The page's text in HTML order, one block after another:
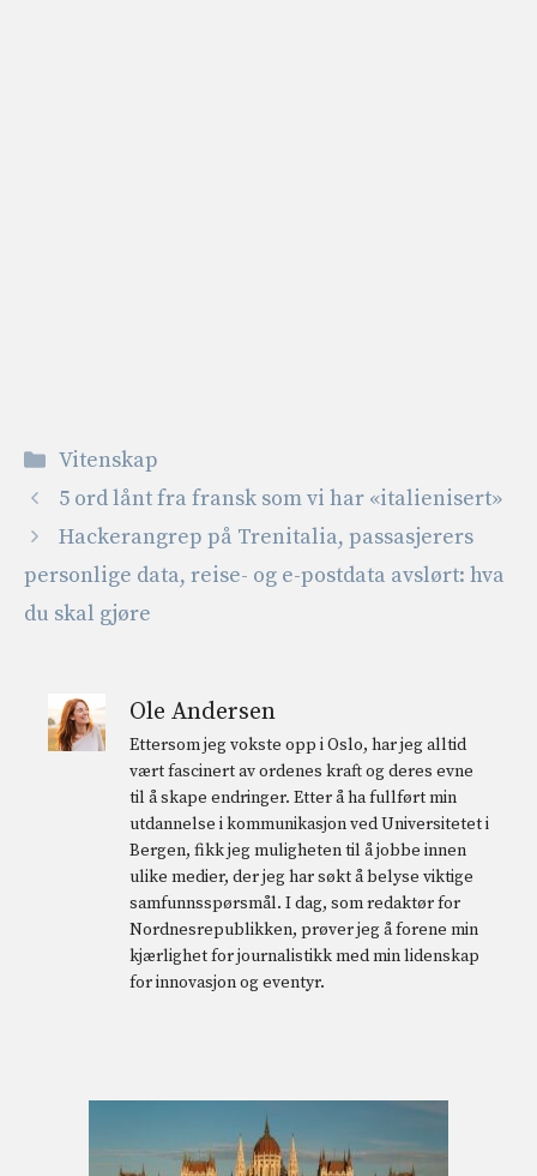
Kategorier
Vitenskap
5 ord lånt fra fransk som vi har «italienisert»
Hackerangrep på Trenitalia, passasjerers
personlige data, reise- og e-postdata avslørt: hva
du skal gjøre
Ole Andersen
Ettersom jeg vokste opp i Oslo, har jeg alltid
vært fascinert av ordenes kraft og deres evne
til å skape endringer. Etter å ha fullført min
utdannelse i kommunikasjon ved Universitetet i
Bergen, fikk jeg muligheten til å jobbe innen
ulike medier, der jeg har søkt å belyse viktige
samfunnsspørsmål. I dag, som redaktør for
Nordnesrepublikken, prøver jeg å forene min
kjærlighet for journalistikk med min lidenskap
for innovasjon og eventyr.